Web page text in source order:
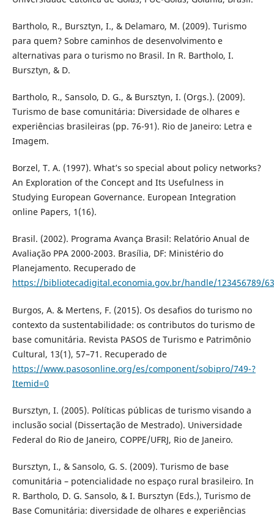
Bartholo, R., Bursztyn, I., & Delamaro, M. (2009). Turismo
para quem? Sobre caminhos de desenvolvimento e
alternativas para o turismo no Brasil. In R. Bartholo, I.
Bursztyn, & D.
Bartholo, R., Sansolo, D. G., & Bursztyn, I. (Orgs.). (2009).
Turismo de base comunitária: Diversidade de olhares e
experiências brasileiras (pp. 76-91). Rio de Janeiro: Letra e
Imagem.
Borzel, T. A. (1997). What’s so special about policy networks?
An Exploration of the Concept and Its Usefulness in
Studying European Governance. European Integration
online Papers, 1(16).
Brasil. (2002). Programa Avança Brasil: Relatório Anual de
Avaliação PPA 2000-2003. Brasília, DF: Ministério do
Planejamento. Recuperado de
https://bibliotecadigital.economia.gov.br/handle/123456789/
Burgos, A. & Mertens, F. (2015). Os desafios do turismo no
contexto da sustentabilidade: os contributos do turismo de
base comunitária. Revista PASOS de Turismo e Patrimônio
Cultural, 13(1), 57–71. Recuperado de
https://www.pasosonline.org/es/component/sobipro/749-?
Itemid=0
Bursztyn, I. (2005). Políticas públicas de turismo visando a
inclusão social (Dissertação de Mestrado). Universidade
Federal do Rio de Janeiro, COPPE/UFRJ, Rio de Janeiro.
Bursztyn, I., & Sansolo, G. S. (2009). Turismo de base
comunitária – potencialidade no espaço rural brasileiro. In
R. Bartholo, D. G. Sansolo, & I. Bursztyn (Eds.), Turismo de
Base Comunitária: diversidade de olhares e experiências